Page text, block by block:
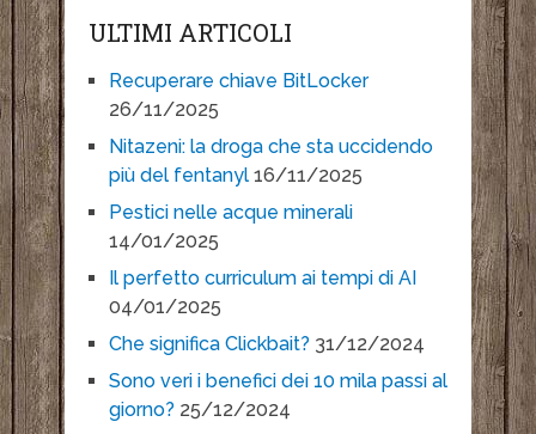
ULTIMI ARTICOLI
Recuperare chiave BitLocker
26/11/2025
Nitazeni: la droga che sta uccidendo
più del fentanyl 16/11/2025
Pestici nelle acque minerali
14/01/2025
Il perfetto curriculum ai tempi di AI
04/01/2025
Che significa Clickbait? 31/12/2024
Sono veri i benefici dei 10 mila passi al
giorno? 25/12/2024